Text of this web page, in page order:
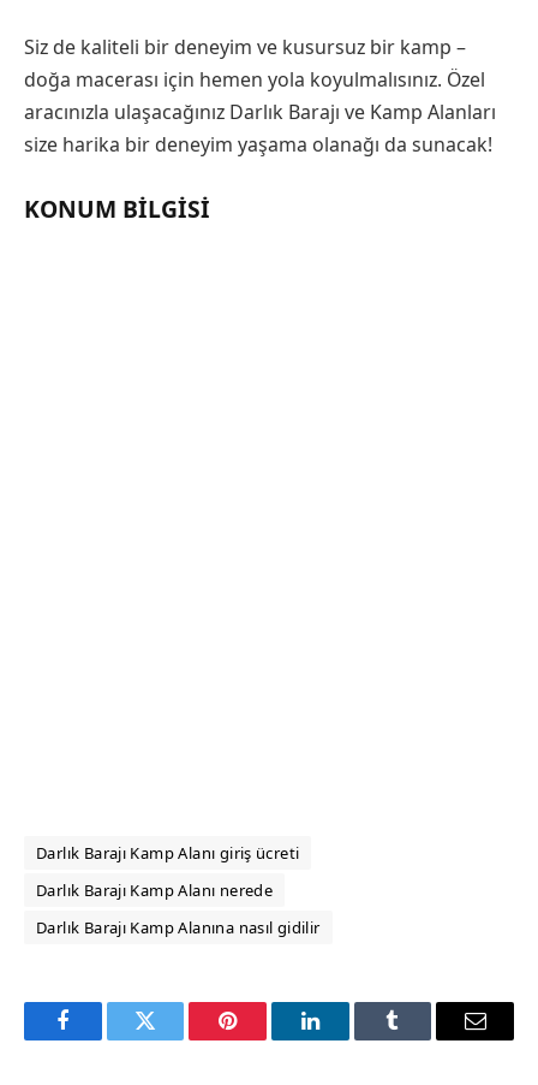
Siz de kaliteli bir deneyim ve kusursuz bir kamp –
doğa macerası için hemen yola koyulmalısınız. Özel
aracınızla ulaşacağınız Darlık Barajı ve Kamp Alanları
size harika bir deneyim yaşama olanağı da sunacak!
KONUM BILGISI
Darlık Barajı Kamp Alanı giriş ücreti
Darlık Barajı Kamp Alanı nerede
Darlık Barajı Kamp Alanına nasıl gidilir
FacebookTwitter Pinterest LinkedInTumblr Email